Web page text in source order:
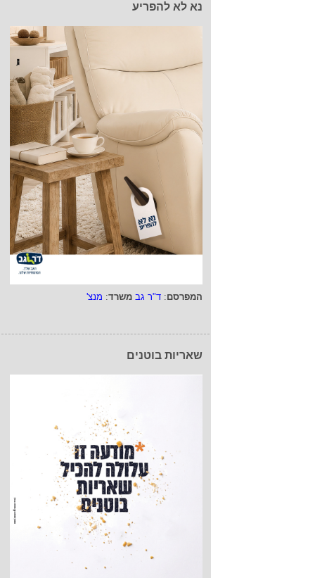
נא לא להפריע
המפרסם: ד"ר גב משרד: מנצ'
שאריות בוטנים